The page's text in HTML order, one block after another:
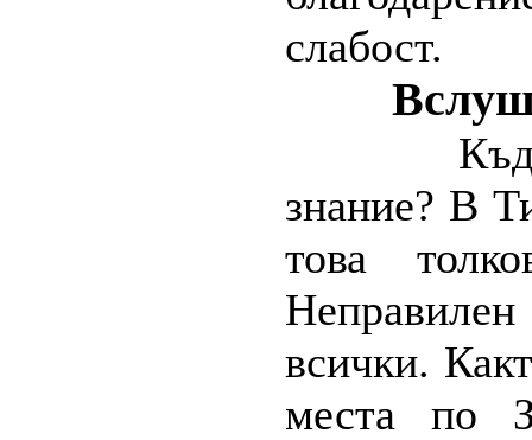
слабост.
знание? В
това
всички.
места по